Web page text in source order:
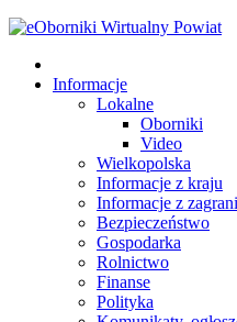
Informacje
Lokalne
Oborniki
Video
Wielkopolska
Informacje z kraju
Informacje z
Bezpieczeństwo
Gospodarka
Rolnictwo
Finanse
Polityka